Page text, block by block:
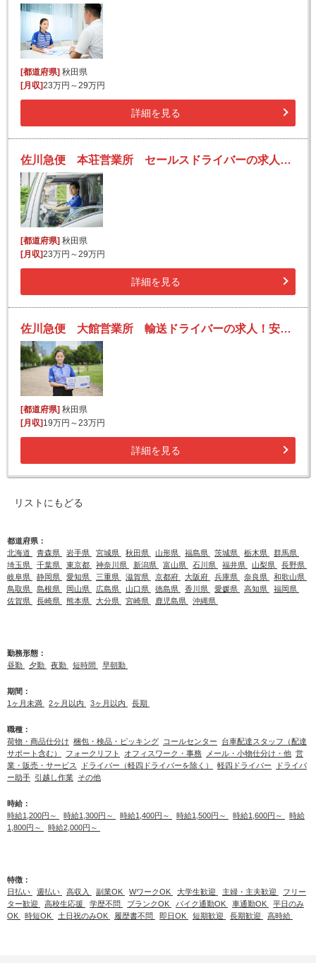
[都道府県]秋田県
[月収]23万円～29万円
詳細を見る
佐川急便 本荘営業所 セールスドライバーの求人！安定収入と働きがい！大手の佐川急便で長期的に活躍できるチャンス♪
[都道府県]秋田県
[月収]23万円～29万円
詳細を見る
佐川急便 大館営業所 輸送ドライバーの求人！安定収入と働きがい！大手の佐川急便で長期的に活躍できるチャンス♪
[都道府県]秋田県
[月収]19万円～23万円
詳細を見る
リストにもどる
都道府県：
北海道
青森県 岩手県 宮城県 秋田県 山形県 福島県 茨城県 栃木県
群馬県
埼玉県
千葉県 東京都 神奈川県 新潟県 富山県 石川県 福井県 山梨県
長野県
岐阜県
静岡県 愛知県 三重県 滋賀県 京都府 大阪府 兵庫県 奈良県
和歌山県
鳥取県
島根県 岡山県 広島県 山口県 徳島県 香川県 愛媛県 高知県
福岡県
佐賀県
長崎県 熊本県 大分県 宮崎県 鹿児島県 沖縄県
勤務形態：
昼勤
夕勤 夜勤 短時間 早朝勤
期間：
1ヶ月未満
2ヶ月以内 3ヶ月以内 長期
職種：
荷物・商品仕分け 梱包・検品・ピッキング コールセンター
台車配達スタッフ（配達
サポート含む）
フォークリフト オフィスワーク・事務 メール・小物仕分け・他 営
業・販売・サービス
ドライバー（軽四ドライバーを除く） 軽四ドライバー
ドライバ
ー助手 引越し作業 その他
時給：
時給1,200円～
時給1,300円～ 時給1,400円～ 時給1,500円～ 時給1,600円～
時給
1,800円～
時給2,000円～
特徴：
日払い
週払い 高収入 副業OK WワークOK 大学生歓迎 主婦・主夫歓迎
フリー
ター歓迎
高校生応援 学歴不問 ブランクOK バイク通勤OK 車通勤OK
平日のみ
OK
時短OK 土日祝のみOK 履歴書不問 即日OK 短期歓迎 長期歓迎 高時給